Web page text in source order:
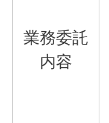
業務委託
内容